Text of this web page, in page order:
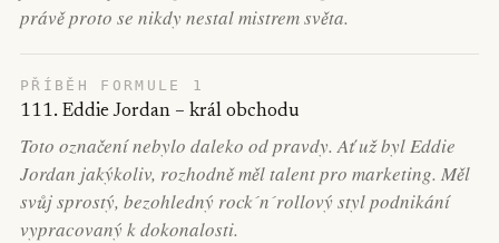
právě proto se nikdy nestal mistrem světa.
PŘÍBĚH FORMULE 1
111. Eddie Jordan – král obchodu
Toto označení nebylo daleko od pravdy. Ať už byl Eddie
Jordan jakýkoliv, rozhodně měl talent pro marketing. Měl
svůj sprostý, bezohledný rock´n´rollový styl podnikání
vypracovaný k dokonalosti.